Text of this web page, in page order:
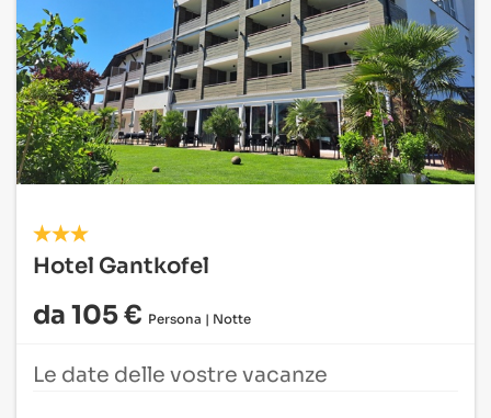
Hotel Gantkofel
da 105 € Persona | Notte
Le date delle vostre vacanze